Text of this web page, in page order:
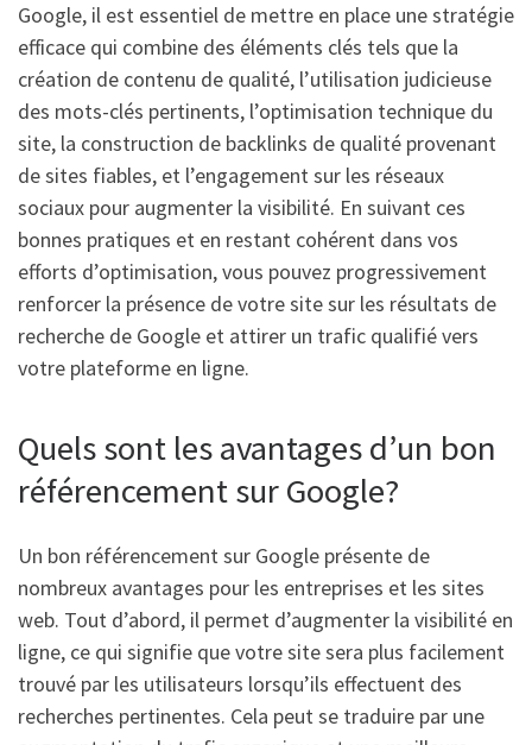
Google, il est essentiel de mettre en place une stratégie
efficace qui combine des éléments clés tels que la
création de contenu de qualité, l’utilisation judicieuse
des mots-clés pertinents, l’optimisation technique du
site, la construction de backlinks de qualité provenant
de sites fiables, et l’engagement sur les réseaux
sociaux pour augmenter la visibilité. En suivant ces
bonnes pratiques et en restant cohérent dans vos
efforts d’optimisation, vous pouvez progressivement
renforcer la présence de votre site sur les résultats de
recherche de Google et attirer un trafic qualifié vers
votre plateforme en ligne.
Quels sont les avantages d’un bon
référencement sur Google?
Un bon référencement sur Google présente de
nombreux avantages pour les entreprises et les sites
web. Tout d’abord, il permet d’augmenter la visibilité en
ligne, ce qui signifie que votre site sera plus facilement
trouvé par les utilisateurs lorsqu’ils effectuent des
recherches pertinentes. Cela peut se traduire par une